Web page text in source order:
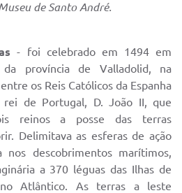
de Santo André.
- foi celebrado em 1494 em
da província de Valladolid, na
os Reis Católicos da Espanha
de Portugal, D. João II, que
reinos a posse das terras
Delimitava as esferas de ação
nos descobrimentos marítimos,
a 370 léguas das Ilhas de
Atlântico. As terras a leste